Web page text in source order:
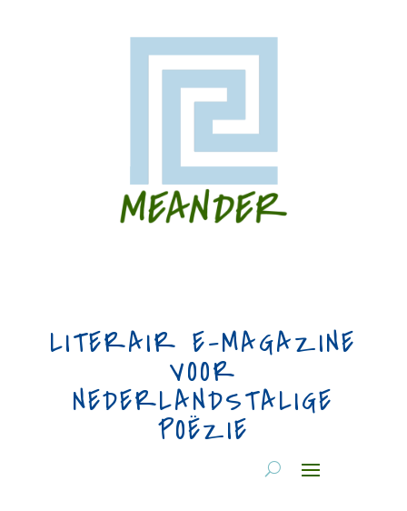
LITERAIR E-MAGAZINE
VOOR
NEDERLANDSTALIGE
POËZIE